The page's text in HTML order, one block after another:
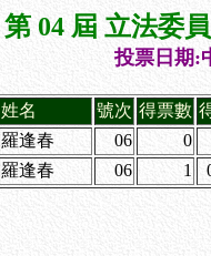
第 04 屆 立法委
投票日期:
姓名 號次 得票數
羅逢春 06
0
羅逢春 06 1